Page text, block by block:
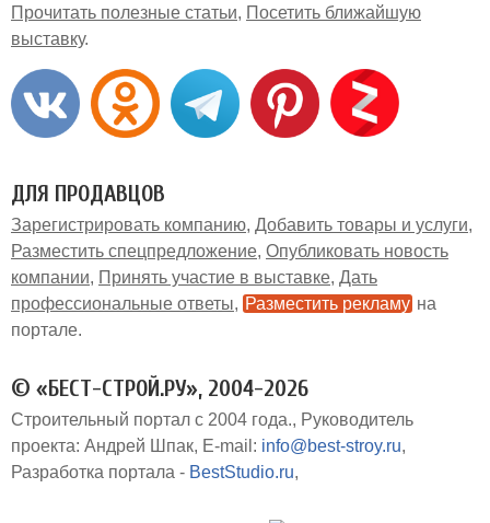
Прочитать полезные статьи
Посетить ближайшую
выставку
ДЛЯ ПРОДАВЦОВ
Зарегистрировать компанию Добавить товары и услуги
Разместить спецпредложение Опубликовать новость
компании
Принять участие в выставке Дать
профессиональные ответы
Разместить рекламу на
портале
© «БЕСТ-СТРОЙ.РУ», 2004-2026
Строительный портал с 2004 года.
Руководитель
проекта: Андрей Шпак E-mail: info@best-stroy.ru
Разработка портала - BestStudio.ru